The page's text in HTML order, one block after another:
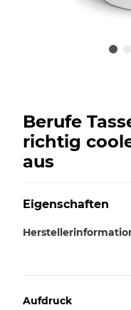
Berufe
richtig
aus
Eigenschaften
Aufdruck